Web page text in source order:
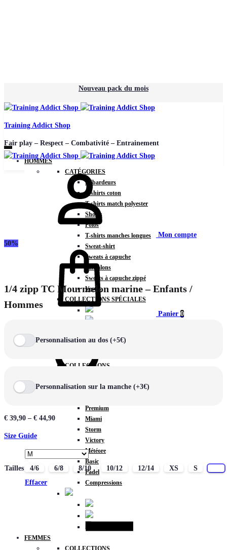
Nouveau pack du mois
Training Addict Shop
Fair play – Respect – Combativité – Entrainement
HOMMES
CATÉGORIES
Débardeurs
T-shirts coton
T-shirts match polyester
Shorts
Polos
T-shirts manches longues
Sweat-shirt
Sweats à capuche
Pantalons
Sweats à capuche zippé
Vestes
COLLECTIONS SPÉCIALES
COLLECTIONS
Rex
Premium
Miami
Storm
Victory
Météore
Basic
Padel
Compressions
FEMMES
COLLECTIONS
Mon compte
Panier 0
50%
1/4 zipp TC Mourmelon marine – Enfants /
Hommes
Personnalisation au dos (+5€)
Personnalisation sur la manche (+3€)
€ 39,90 – € 44,90
Size Guide
Tailles 4/6 6/8 8/10 10/12 12/14 XS S
Effacer